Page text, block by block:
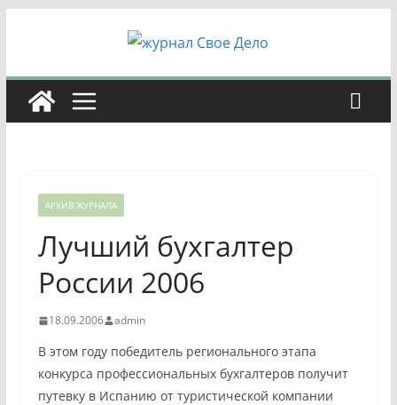
АРХИВ ЖУРНАЛА
Лучший бухгалтер
России 2006
18.09.2006 admin
В этом году победитель регионального этапа
конкурса профессиональных бухгалтеров получит
путевку в Испанию от туристической компании